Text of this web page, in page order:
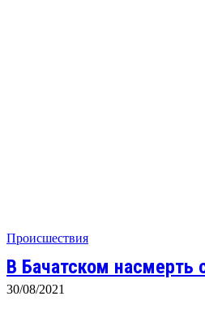
Происшествия
В Бачатском
30/08/2021